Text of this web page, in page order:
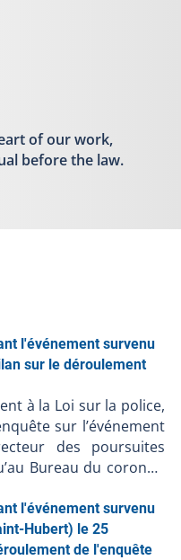
of our work,
before the law.
l'événement survenu
sur le déroulement
à la Loi sur la police,
sur l’événement
des poursuites
Bureau du coroner,
de la décision du
et pénales de ne
policiers impliqués,
010. Résumé de
l'événement survenu
Hubert) le 25
de l'enquête